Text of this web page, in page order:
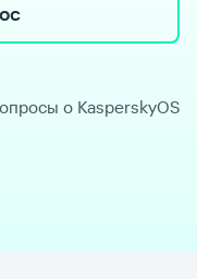
о KasperskyOS